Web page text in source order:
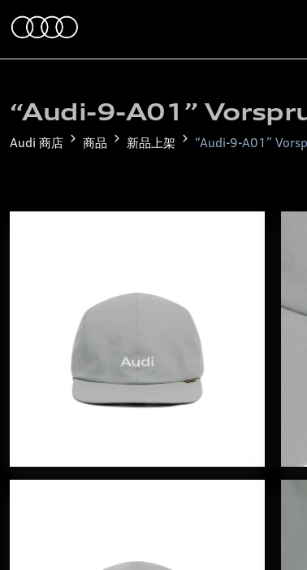
“Audi-9-A01”
Audi 商店 商品 新品上架 “Audi-9-A01”